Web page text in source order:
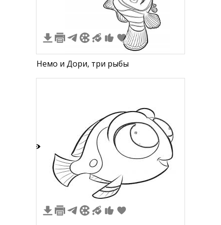
Немо и Дори, три рыбы